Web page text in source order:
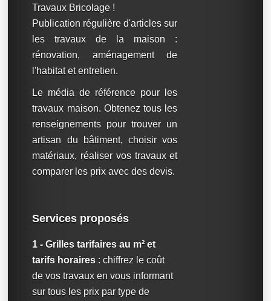
Travaux Bricolage !
Publication régulière d'articles sur
les travaux de la maison :
rénovation, aménagement de
l'habitat et entretien.
Le média de référence pour les
travaux maison. Obtenez tous les
renseignements pour trouver un
artisan du bâtiment, choisir vos
matériaux, réaliser vos travaux et
comparer les prix avec des devis.
Services proposés
1 - Grilles tarifaires au m² et
tarifs horaires : chiffrez le coût
de vos travaux en vous informant
sur tous les prix par type de